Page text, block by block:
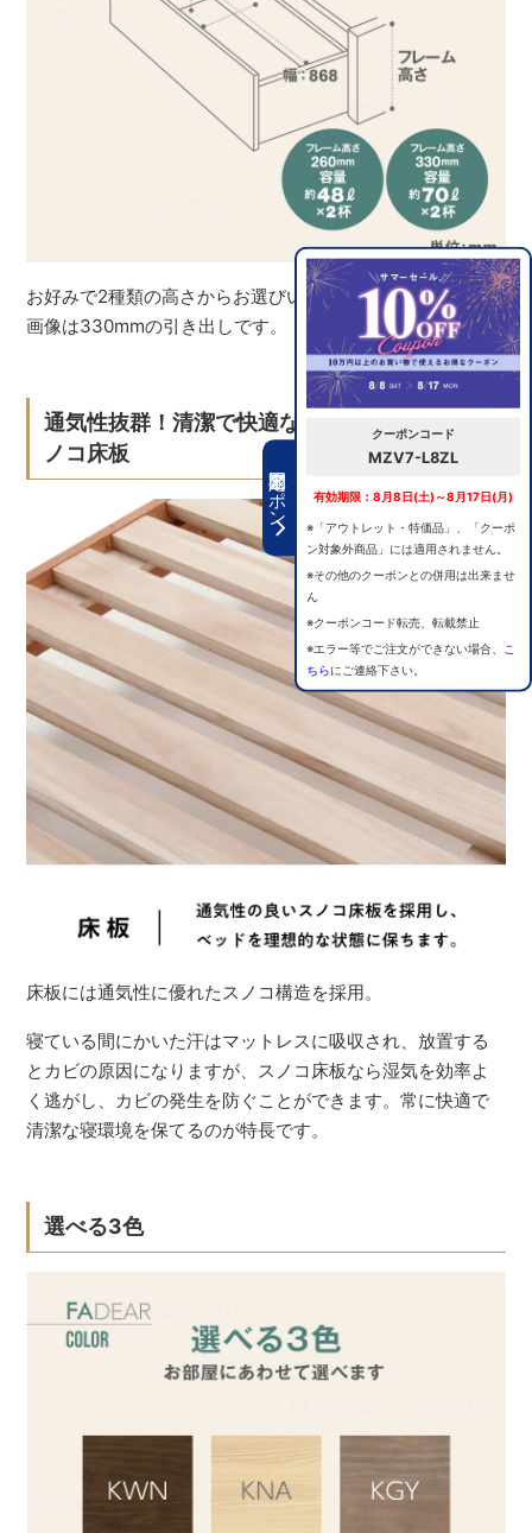
期間限定クーポン
クーポンコード
MZV7-L8ZL
有効期限：8月8日(土)～8月17日(月)
※「アウトレット・特価品」、「クーポ
ン対象外商品」には適用されません。
※その他のクーポンとの併用は出来ませ
ん
※クーポンコード転売、転載禁止
※エラー等でご注文ができない場合、
こ
ちらにご連絡下さい。
お好みで2種類の高さからお選びいただけます。※イメージ
画像は330mmの引き出しです。
通気性抜群！清潔で快適な睡眠環境を保つス
ノコ床板
床板には通気性に優れたスノコ構造を採用。
寝ている間にかいた汗はマットレスに吸収され、放置する
とカビの原因になりますが、スノコ床板なら湿気を効率よ
く逃がし、カビの発生を防ぐことができます。常に快適で
清潔な寝環境を保てるのが特長です。
選べる3色